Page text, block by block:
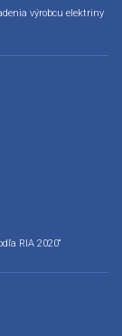
výrobcu elektriny
RIA 2020“